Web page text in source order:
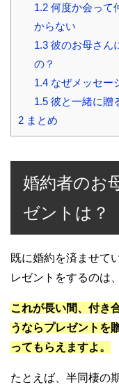
1.2何度か会って
からない
1.3彼のお母さん
の？
1.4なぜメッセー
1.5彼と一緒に贈
2 まとめ
婚約者のお
ゼントは？
既に婚約を済ませて
レゼントをするのは
これが長い間、付き
うならプレゼントを
ってもらえますよ。
たとえば、半同棲の